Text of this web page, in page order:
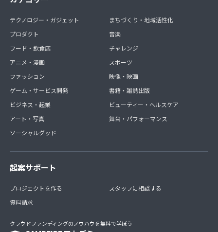
テクノロジー・ガジェット
プロダクト
フード・飲食店
アニメ・漫画
ファッション
ゲーム・サービス開発
ビジネス・起業
アート・写真
ソーシャルグッド
まちづくり・地域活性化
音楽
チャレンジ
スポーツ
映像・映画
書籍・雑誌出版
ビューティー・ヘルスケア
舞台・パフォーマンス
起案サポート
プロジェクトを作る
資料請求
スタッフに相談する
クラウドファンディングのノウハウを無料で学ぼう